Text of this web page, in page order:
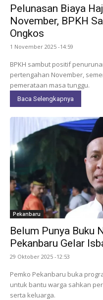
Pelunasan Biaya
November, BPKH
Ongkos
1 November 2025 -14:59
BPKH sambut positif
pertengahan November,
pemerataan masa tunggu.
Baca Selengkapnya
Pekanbaru
Belum Punya Buku
Pekanbaru Gelar
29 Oktober 2025 -12:53
Pemko Pekanbaru buka
untuk bantu warga sahkan
serta keluarga.